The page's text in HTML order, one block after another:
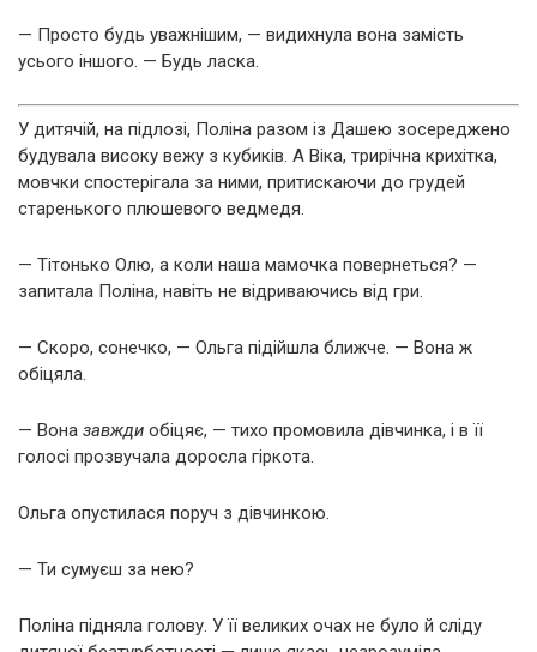
— Просто будь уважнішим, — видихнула вона замість
усього іншого. — Будь ласка.
У дитячій, на підлозі, Поліна разом із Дашею зосереджено
будувала високу вежу з кубиків. А Віка, трирічна крихітка,
мовчки спостерігала за ними, притискаючи до грудей
старенького плюшевого ведмедя.
— Тітонько Олю, а коли наша мамочка повернеться? —
запитала Поліна, навіть не відриваючись від гри.
— Скоро, сонечко, — Ольга підійшла ближче. — Вона ж
обіцяла.
— Вона завжди обіцяє, — тихо промовила дівчинка, і в її
голосі прозвучала доросла гіркота.
Ольга опустилася поруч з дівчинкою.
— Ти сумуєш за нею?
Поліна підняла голову. У її великих очах не було й сліду